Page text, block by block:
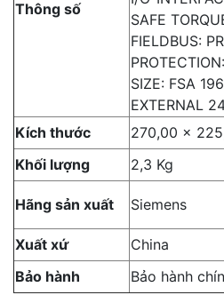
Thông số
SAFE
FIELDBUS:
SIZE: FSA
EXTERNAL
Kích thước
270,00 x
Khối lượng
2,3 Kg
Hãng sản xuất Siemens
Xuất xứ
China
Bảo hành
Bảo hành